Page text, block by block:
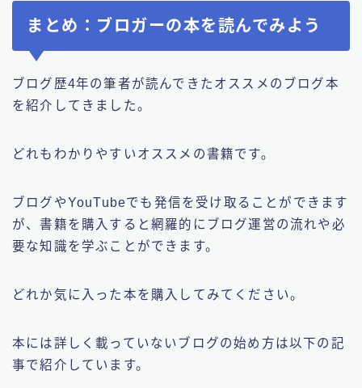
まとめ：ブロガーの本を読んでみよう
ブログ歴4年の筆者が読んできたオススメのブログ本
を紹介してきました。
どれもわかりやすいオススメの書籍です。
ブログやYouTubeでも発信を受け取ることができます
が、書籍を購入すると網羅的にブログ運営の流れや必
要な知識を学ぶことができます。
どれか気に入った本を購入してみてください。
本には詳しく載っていないブログの始め方は以下の記
事で紹介しています。